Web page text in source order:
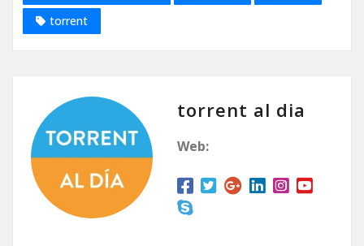
torrent
torrent al dia
Web: